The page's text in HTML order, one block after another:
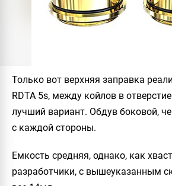
Только вот верхняя заправка
RDTA 5s, между койлов в
лучший вариант. Обдув боковой,
с каждой стороны.
Емкость средняя, однако, как
разработчики, с вышеуказанным